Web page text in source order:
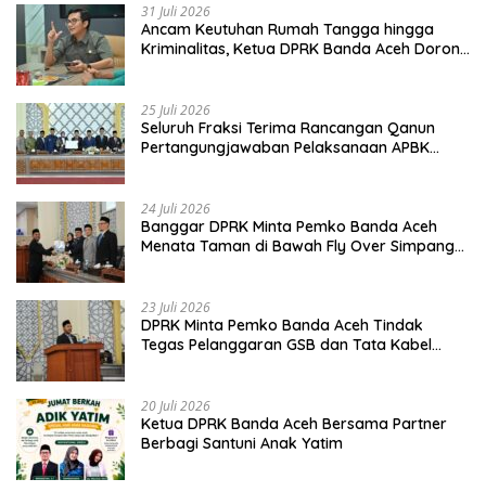
31 Juli 2026
Ancam Keutuhan Rumah Tangga hingga
Kriminalitas, Ketua DPRK Banda Aceh Dorong
25 Juli 2026
Seluruh Fraksi Terima Rancangan Qanun
Pertangungjawaban Pelaksanaan APBK
24 Juli 2026
Banggar DPRK Minta Pemko Banda Aceh
Menata Taman di Bawah Fly Over Simpang
23 Juli 2026
DPRK Minta Pemko Banda Aceh Tindak
Tegas Pelanggaran GSB dan Tata Kabel
20 Juli 2026
Ketua DPRK Banda Aceh Bersama Partner
Berbagi Santuni Anak Yatim